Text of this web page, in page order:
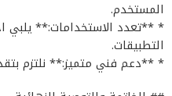
المستخدم.
* **تعدد الاستخدامات:** يلبي
التطبيقات.
* **دعم فني متميز:** نلتزم